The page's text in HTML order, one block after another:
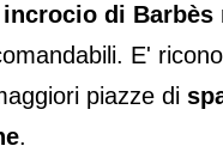
incrocio di Barbès
E'
piazze di
.